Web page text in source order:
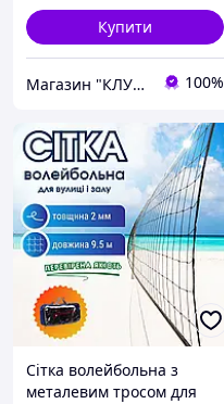
Купити
Магазин "КЛУБ МАНДРІВНИКІВ" 100%
Сітка волейбольна з
металевим тросом для